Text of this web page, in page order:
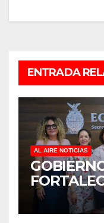
ENTRADA
AL AIRE NOTICIAS
MUJERES
CULIACÁN